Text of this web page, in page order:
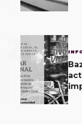
2